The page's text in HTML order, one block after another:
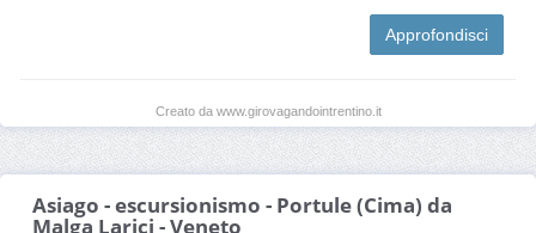
Approfondisci
Creato da www.girovagandointrentino.it
Asiago - escursionismo - Portule (Cima) da
Malga Larici - Veneto